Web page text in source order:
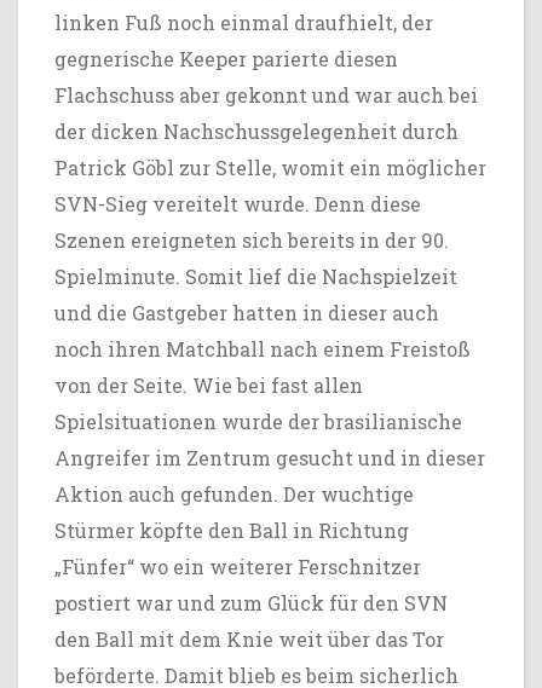
linken Fuß noch einmal draufhielt, der
gegnerische Keeper parierte diesen
Flachschuss aber gekonnt und war auch bei
der dicken Nachschussgelegenheit durch
Patrick Göbl zur Stelle, womit ein möglicher
SVN-Sieg vereitelt wurde. Denn diese
Szenen ereigneten sich bereits in der 90.
Spielminute. Somit lief die Nachspielzeit
und die Gastgeber hatten in dieser auch
noch ihren Matchball nach einem Freistoß
von der Seite. Wie bei fast allen
Spielsituationen wurde der brasilianische
Angreifer im Zentrum gesucht und in dieser
Aktion auch gefunden. Der wuchtige
Stürmer köpfte den Ball in Richtung
„Fünfer“ wo ein weiterer Ferschnitzer
postiert war und zum Glück für den SVN
den Ball mit dem Knie weit über das Tor
beförderte. Damit blieb es beim sicherlich